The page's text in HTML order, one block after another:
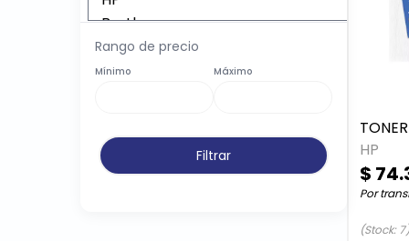
Rango de precio
Mínimo Máximo
HP
$
Por
(Stock: 7)